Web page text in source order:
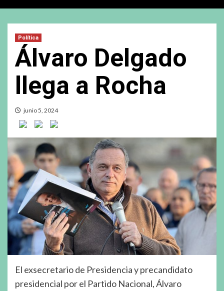
Política
Álvaro Delgado
llega a Rocha
junio 5, 2024
El exsecretario de Presidencia y precandidato
presidencial por el Partido Nacional, Álvaro